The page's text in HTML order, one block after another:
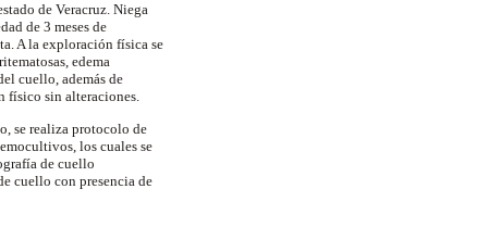
de Veracruz. Niega
de 3 meses de
A la exploración física se
edema
cuello, además de
físico sin alteraciones.
se realiza protocolo de
los cuales se
de cuello
cuello con presencia de